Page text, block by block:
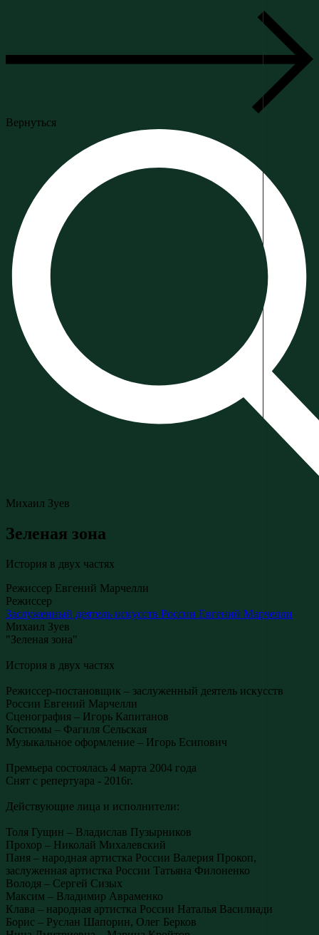
Вернуться
Михаил Зуев
Зеленая зона
История в двух частях
Режиссер Евгений Марчелли
Режиссер
Заслуженный деятель искусств России Евгений Марчелли
Михаил Зуев
"Зеленая зона"
История в двух частях
Режиссер-постановщик – заслуженный деятель искусств
России Евгений Марчелли
Сценография – Игорь Капитанов
Костюмы – Фагиля Сельская
Музыкальное оформление – Игорь Есипович
Премьера состоялась 4 марта 2004 года
Снят с репертуара - 2016г.
Действующие лица и исполнители:
Толя Гущин – Владислав Пузырников
Прохор – Николай Михалевский
Паня – народная артистка России Валерия Прокоп,
заслуженная артистка России Татьяна Филоненко
Володя – Сергей Сизых
Максим – Владимир Авраменко
Клава – народная артистка России Наталья Василиади
Борис – Руслан Шапорин, Олег Берков